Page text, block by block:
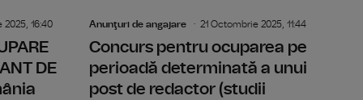
16:40
DE
Anunţuri de angajare 21 Octombrie 2025, 11:44
Concurs pentru ocuparea pe
perioadă determinată a unui
post de redactor (studii